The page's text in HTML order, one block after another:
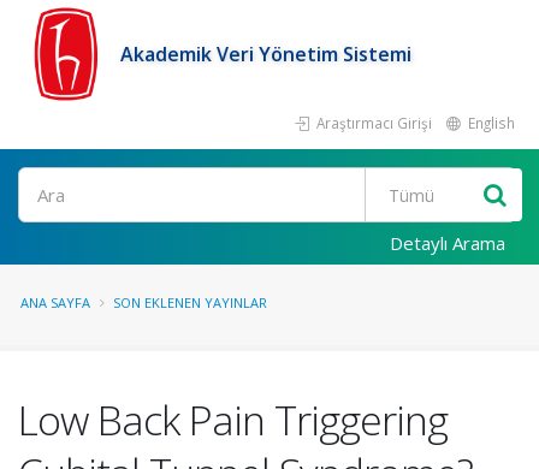
Akademik Veri Yönetim Sistemi
Araştırmacı Girişi English
Ara
Detaylı Arama
ANA SAYFA SON EKLENEN YAYINLAR
Low Back Pain Triggering